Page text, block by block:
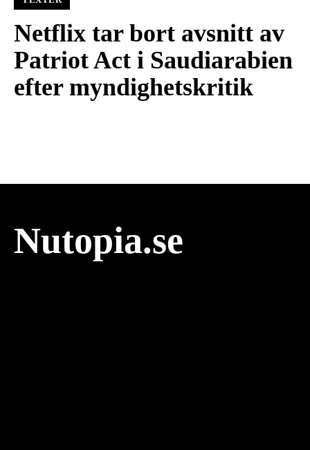
Netflix tar bort avsnitt av
Patriot Act i Saudiarabien
efter myndighetskritik
Nutopia.se